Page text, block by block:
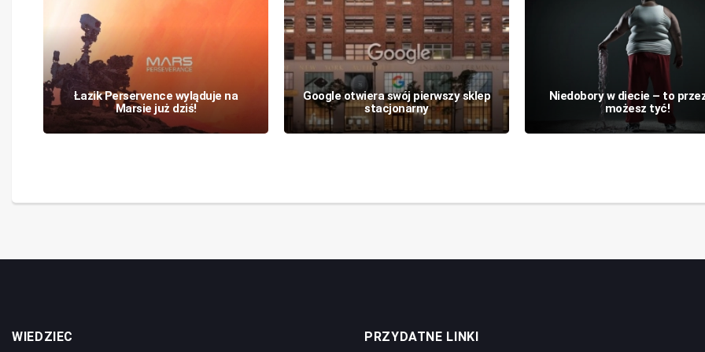
Łazik Perservence wyląduje na
Marsie już dziś!
Google otwiera swój pierwszy sklep
stacjonarny
Niedobory w diecie – to
możesz tyć!
WIEDZIEC PRZYDATNE LINKI